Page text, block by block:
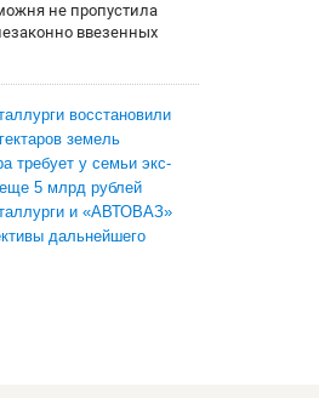
не пропустила
ввезенных
восстановили
земель
требует у семьи экс-
5 млрд рублей
и «АВТОВАЗ»
дальнейшего